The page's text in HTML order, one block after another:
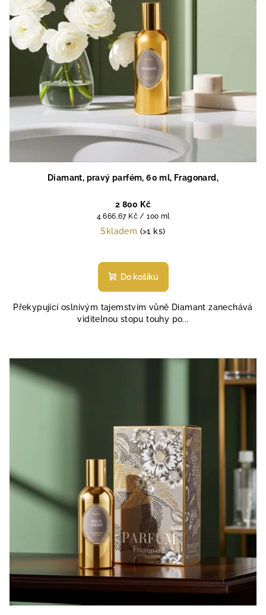
Diamant, pravý parfém, 60 ml, Fragonard,
2 800 Kč
Měrná
cena:
4 666,67 Kč / 100 ml
Skladem (>1 ks)
hodnocení
produktu
z
5
Do košíku
Překypující oslnivým tajemstvím vůně Diamant zanechává
viditelnou stopu touhy po...